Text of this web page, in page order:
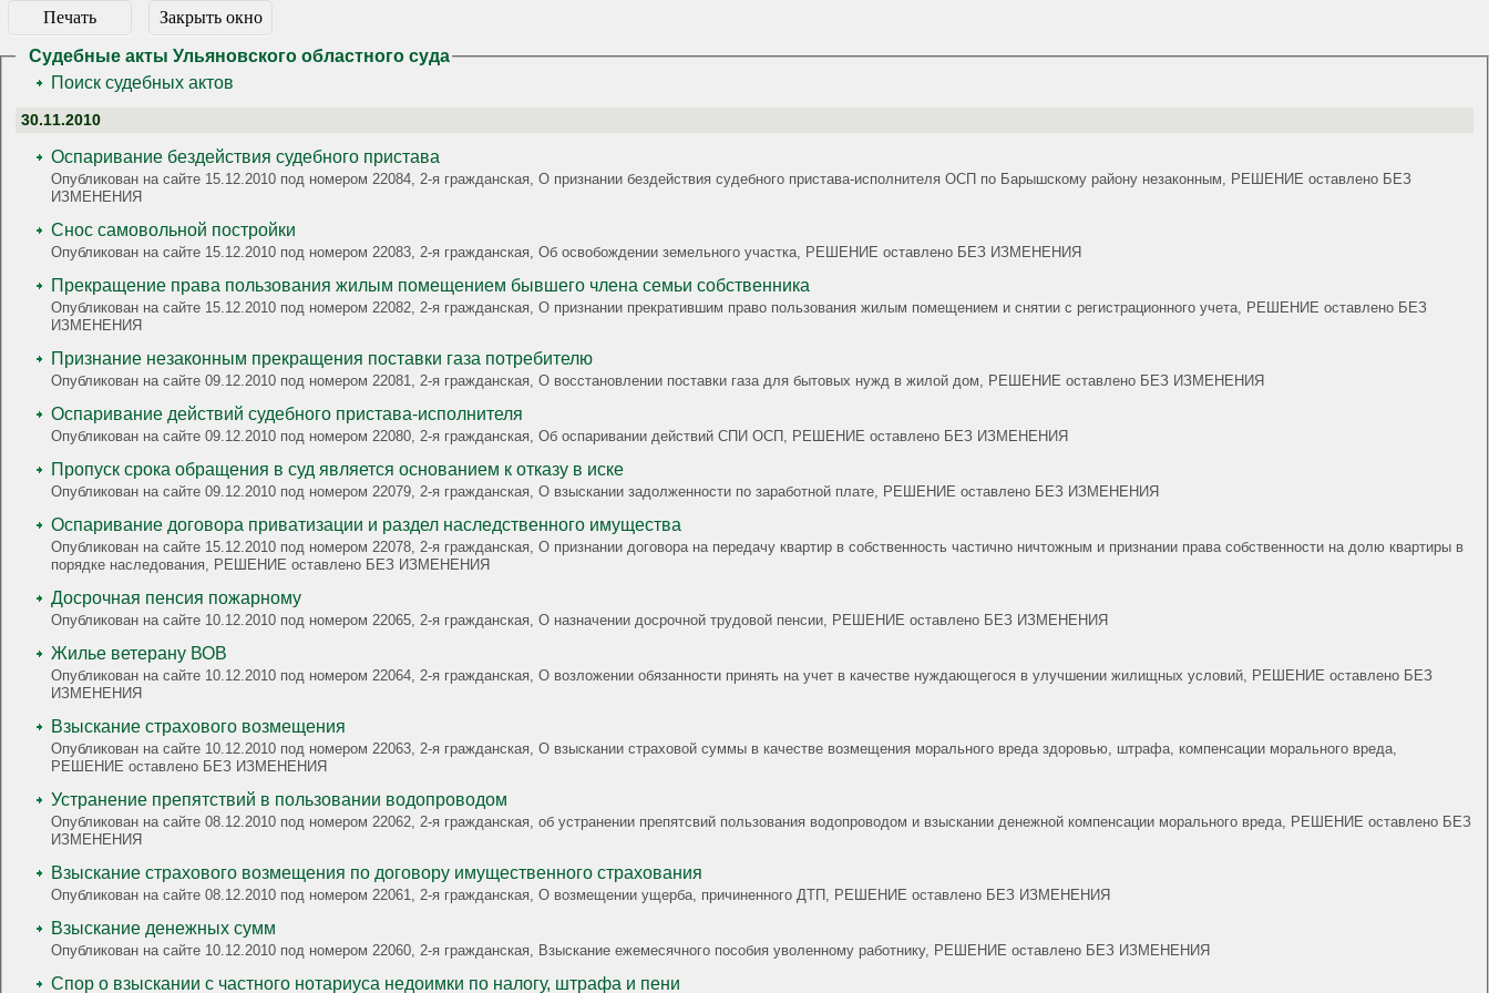
Печать Закрыть окно
Судебные акты Ульяновского областного суда
Поиск судебных актов
30.11.2010
Оспаривание бездействия судебного пристава
Опубликован на сайте 15.12.2010 под номером 22084, 2-я гражданская, О признании бездействия судебного пристава-исполнителя ОСП по Барышскому району незаконным, РЕШЕНИЕ оставлено БЕЗ
ИЗМЕНЕНИЯ
Снос самовольной постройки
Опубликован на сайте 15.12.2010 под номером 22083, 2-я гражданская, Об освобождении земельного участка, РЕШЕНИЕ оставлено БЕЗ ИЗМЕНЕНИЯ
Прекращение права пользования жилым помещением бывшего члена семьи собственника
Опубликован на сайте 15.12.2010 под номером 22082, 2-я гражданская, О признании прекратившим право пользования жилым помещением и снятии с регистрационного учета, РЕШЕНИЕ оставлено БЕЗ
ИЗМЕНЕНИЯ
Признание незаконным прекращения поставки газа потребителю
Опубликован на сайте 09.12.2010 под номером 22081, 2-я гражданская, О восстановлении поставки газа для бытовых нужд в жилой дом, РЕШЕНИЕ оставлено БЕЗ ИЗМЕНЕНИЯ
Оспаривание действий судебного пристава-исполнителя
Опубликован на сайте 09.12.2010 под номером 22080, 2-я гражданская, Об оспаривании действий СПИ ОСП, РЕШЕНИЕ оставлено БЕЗ ИЗМЕНЕНИЯ
Пропуск срока обращения в суд является основанием к отказу в иске
Опубликован на сайте 09.12.2010 под номером 22079, 2-я гражданская, О взыскании задолженности по заработной плате, РЕШЕНИЕ оставлено БЕЗ ИЗМЕНЕНИЯ
Оспаривание договора приватизации и раздел наследственного имущества
Опубликован на сайте 15.12.2010 под номером 22078, 2-я гражданская, О признании договора на передачу квартир в собственность частично ничтожным и признании права собственности на долю квартиры в
порядке наследования, РЕШЕНИЕ оставлено БЕЗ ИЗМЕНЕНИЯ
Досрочная пенсия пожарному
Опубликован на сайте 10.12.2010 под номером 22065, 2-я гражданская, О назначении досрочной трудовой пенсии, РЕШЕНИЕ оставлено БЕЗ ИЗМЕНЕНИЯ
Жилье ветерану ВОВ
Опубликован на сайте 10.12.2010 под номером 22064, 2-я гражданская, О возложении обязанности принять на учет в качестве нуждающегося в улучшении жилищных условий, РЕШЕНИЕ оставлено БЕЗ
ИЗМЕНЕНИЯ
Взыскание страхового возмещения
Опубликован на сайте 10.12.2010 под номером 22063, 2-я гражданская, О взыскании страховой суммы в качестве возмещения морального вреда здоровью, штрафа, компенсации морального вреда,
РЕШЕНИЕ оставлено БЕЗ ИЗМЕНЕНИЯ
Устранение препятствий в пользовании водопроводом
Опубликован на сайте 08.12.2010 под номером 22062, 2-я гражданская, об устранении препятсвий пользования водопроводом и взыскании денежной компенсации морального вреда, РЕШЕНИЕ оставлено БЕЗ
ИЗМЕНЕНИЯ
Взыскание страхового возмещения по договору имущественного страхования
Опубликован на сайте 08.12.2010 под номером 22061, 2-я гражданская, О возмещении ущерба, причиненного ДТП, РЕШЕНИЕ оставлено БЕЗ ИЗМЕНЕНИЯ
Взыскание денежных сумм
Опубликован на сайте 10.12.2010 под номером 22060, 2-я гражданская, Взыскание ежемесячного пособия уволенному работнику, РЕШЕНИЕ оставлено БЕЗ ИЗМЕНЕНИЯ
Спор о взыскании с частного нотариуса недоимки по налогу, штрафа и пени